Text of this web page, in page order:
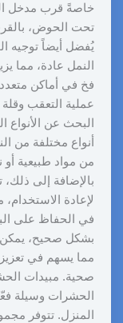
خاصةً قرب مدخل
تحت الحوض،
يُفضل أيضاً توجيه
النمل عادة، مما
فخ في أماكن
عملية التعقب وقلة
البحث عن الأنواع
أنواع مختلفة من
من مواد طبيعية أو
بالإضافة إلى ذلك،
لإعادة
في الحفاظ على
بشكل صحيح، يمكن
مما يسهم في
صحية. مبيدات
الحشرات وسيلة
المنزل. تتوفر